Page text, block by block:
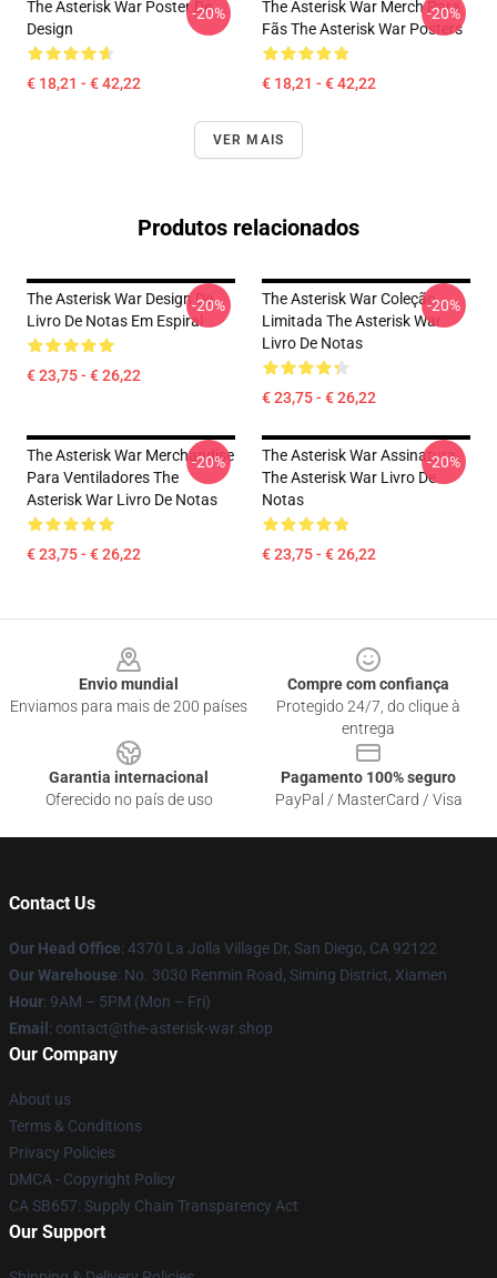
The Asterisk War Poster De
Design
€ 18,21 - € 42,22
-20%
The Asterisk War Merch Para
Fãs The Asterisk War Posters
€ 18,21 - € 42,22
-20%
VER MAIS
Produtos relacionados
The Asterisk War Design De
Livro De Notas Em Espiral
€ 23,75 - € 26,22
-20%
The Asterisk War Coleção
Limitada The Asterisk War
Livro De Notas
€ 23,75 - € 26,22
-20%
The Asterisk War Merchandise
Para Ventiladores The
Asterisk War Livro De Notas
€ 23,75 - € 26,22
-20%
The Asterisk War Assinatura
The Asterisk War Livro De
Notas
€ 23,75 - € 26,22
-20%
Envio mundial
Enviamos para mais de 200 países
Compre com confiança
Protegido 24/7, do clique à
entrega
Garantia internacional
Oferecido no país de uso
Pagamento 100% seguro
PayPal / MasterCard / Visa
Contact Us
Our Head Office: 4370 La Jolla Village Dr, San Diego, CA 92122
Our Warehouse: No. 3030 Renmin Road, Siming District, Xiamen
Hour: 9AM – 5PM (Mon – Fri)
Email : contact@the-asterisk-war.shop
Our Company
About us
Terms & Conditions
Privacy Policies
DMCA - Copyright Policy
CA SB657: Supply Chain Transparency Act
Our Support